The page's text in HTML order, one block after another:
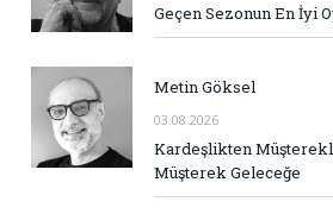
Geçen Sezonun En İyi
Metin Göksel
03.08.2026
Kardeşlikten
Müşterek Geleceğe